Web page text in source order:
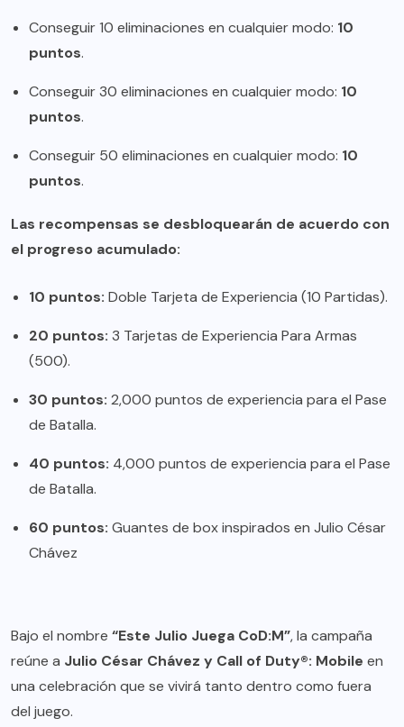
Conseguir 10 eliminaciones en cualquier modo: 10
puntos.
Conseguir 30 eliminaciones en cualquier modo: 10
puntos.
Conseguir 50 eliminaciones en cualquier modo: 10
puntos.
Las recompensas se desbloquearán de acuerdo con
el progreso acumulado:
10 puntos: Doble Tarjeta de Experiencia (10 Partidas).
20 puntos: 3 Tarjetas de Experiencia Para Armas
(500).
30 puntos: 2,000 puntos de experiencia para el Pase
de Batalla.
40 puntos: 4,000 puntos de experiencia para el Pase
de Batalla.
60 puntos: Guantes de box inspirados en Julio César
Chávez
Bajo el nombre “Este Julio Juega CoD:M”, la campaña
reúne a Julio César Chávez y Call of Duty®: Mobile en
una celebración que se vivirá tanto dentro como fuera
del juego.